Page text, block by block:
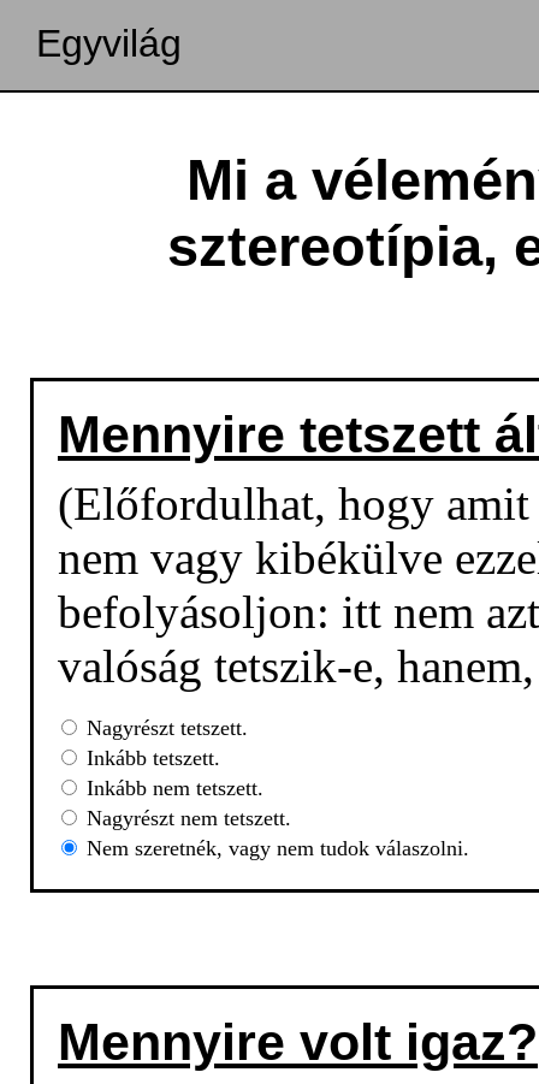
Egyvilág
Mi a
sztereotípia,
Mennyire tetszett
(Előfordulhat, hogy amit
nem vagy kibékülve
befolyásoljon: itt nem
valóság tetszik-e,
Nagyrészt tetszett.
Inkább tetszett.
Inkább nem tetszett.
Nagyrészt nem tetszett.
Nem szeretnék, vagy nem tudok válaszolni.
Mennyire volt igaz?